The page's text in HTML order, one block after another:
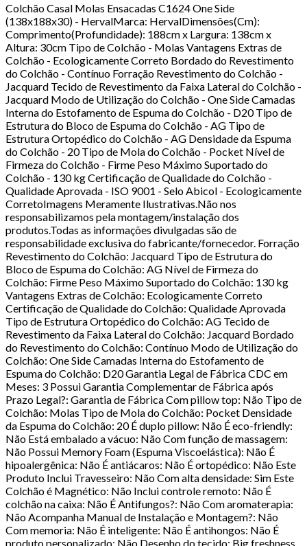
Colchão Casal Molas Ensacadas C1624 One Side
(138x188x30) - HervalMarca: HervalDimensões(Cm):
Comprimento(Profundidade): 188cm x Largura: 138cm x
Altura: 30cm Tipo de Colchão - Molas Vantagens Extras de
Colchão - Ecologicamente Correto Bordado do Revestimento
do Colchão - Contínuo Forração Revestimento do Colchão -
Jacquard Tecido de Revestimento da Faixa Lateral do Colchão -
Jacquard Modo de Utilização do Colchão - One Side Camadas
Interna do Estofamento de Espuma do Colchão - D20 Tipo de
Estrutura do Bloco de Espuma do Colchão - AG Tipo de
Estrutura Ortopédico do Colchão - AG Densidade da Espuma
do Colchão - 20 Tipo de Mola do Colchão - Pocket Nível de
Firmeza do Colchão - Firme Peso Máximo Suportado do
Colchão - 130 kg Certificação de Qualidade do Colchão -
Qualidade Aprovada - ISO 9001 - Selo Abicol - Ecologicamente
CorretoImagens Meramente Ilustrativas.Não nos
responsabilizamos pela montagem/instalação dos
produtos.Todas as informações divulgadas são de
responsabilidade exclusiva do fabricante/fornecedor. Forração
Revestimento do Colchão: Jacquard Tipo de Estrutura do
Bloco de Espuma do Colchão: AG Nível de Firmeza do
Colchão: Firme Peso Máximo Suportado do Colchão: 130 kg
Vantagens Extras de Colchão: Ecologicamente Correto
Certificação de Qualidade do Colchão: Qualidade Aprovada
Tipo de Estrutura Ortopédico do Colchão: AG Tecido de
Revestimento da Faixa Lateral do Colchão: Jacquard Bordado
do Revestimento do Colchão: Contínuo Modo de Utilização do
Colchão: One Side Camadas Interna do Estofamento de
Espuma do Colchão: D20 Garantia Legal de Fábrica CDC em
Meses: 3 Possui Garantia Complementar de Fábrica após
Prazo Legal?: Garantia de Fábrica Com pillow top: Não Tipo de
Colchão: Molas Tipo de Mola do Colchão: Pocket Densidade
da Espuma do Colchão: 20 É duplo pillow: Não É eco-friendly:
Não Está embalado a vácuo: Não Com função de massagem:
Não Possui Memory Foam (Espuma Viscoelástica): Não É
hipoalergênica: Não É antiácaros: Não É ortopédico: Não Este
Produto Inclui Travesseiro: Não Com alta densidade: Sim Este
Colchão é Magnético: Não Inclui controle remoto: Não É
colchão na caixa: Não É Antifungos?: Não Com aromaterapia:
Não Acompanha Manual de Instalação e Montagem?: Não
Com memoria: Não É inteligente: Não É antihongos: Não É
produto personalizado: Não Desenho do tecido: Big freshness